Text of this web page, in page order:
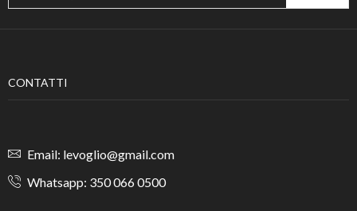
CONTATTI
Email: levoglio@gmail.com
Whatsapp: 350 066 0500